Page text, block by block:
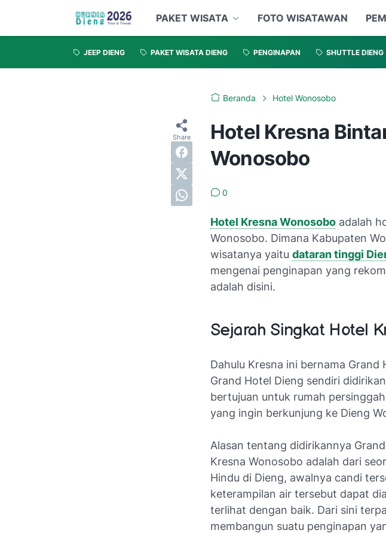
PAKET WISATA FOTO WISATAWAN
JEEP DIENG PAKET WISATA DIENG PENGINAPAN SHUTTLE DIENG
Beranda Hotel Wonosobo
Hotel Kresna
Wonosobo
0
Hotel Kresna Wonosobo adalah
Wonosobo. Dimana Kabupaten
wisatanya yaitu dataran tinggi
mengenai penginapan yang
adalah disini.
Sejarah Singkat Hotel
Dahulu Kresna ini bernama Grand
Grand Hotel Dieng sendiri
bertujuan untuk rumah
yang ingin berkunjung ke Dieng
Alasan tentang didirikannya
Kresna Wonosobo adalah dari
Hindu di Dieng, awalnya candi
keterampilan air tersebut dapat
terlihat dengan baik. Dari sini
membangun suatu penginapan